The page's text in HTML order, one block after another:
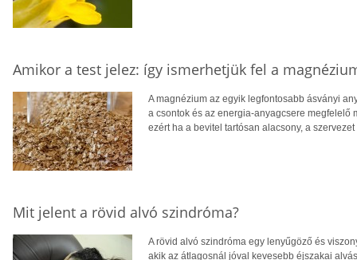
Amikor a test jelez: így ismerhetjük fel a
A magnézium az egyik legfontosabb ásványi
a csontok és az energia-anyagcsere megfelelő
ezért ha a bevitel tartósan alacsony, a
Mit jelent a rövid alvó szindróma?
A rövid alvó szindróma egy lenyűgöző és
akik az átlagosnál jóval kevesebb éjszakai